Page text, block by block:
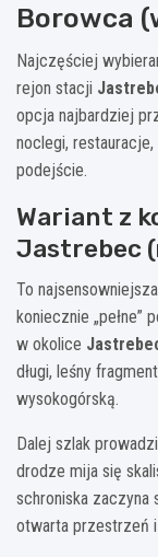
Borowca
Najczęściej
rejon stacji
opcja najbardziej
noclegi,
podejście.
Wariant z
Jastrebec
To
koniecznie „pełne”
w okolice
długi, leśny
wysokogórską.
Dalej szlak
drodze mija się
schroniska zaczyna
otwarta przestrzeń